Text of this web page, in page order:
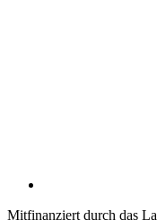
Mitfinanziert durch das